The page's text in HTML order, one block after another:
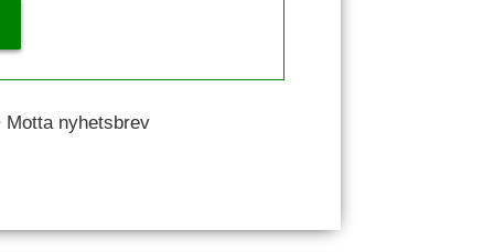
Motta nyhetsbrev